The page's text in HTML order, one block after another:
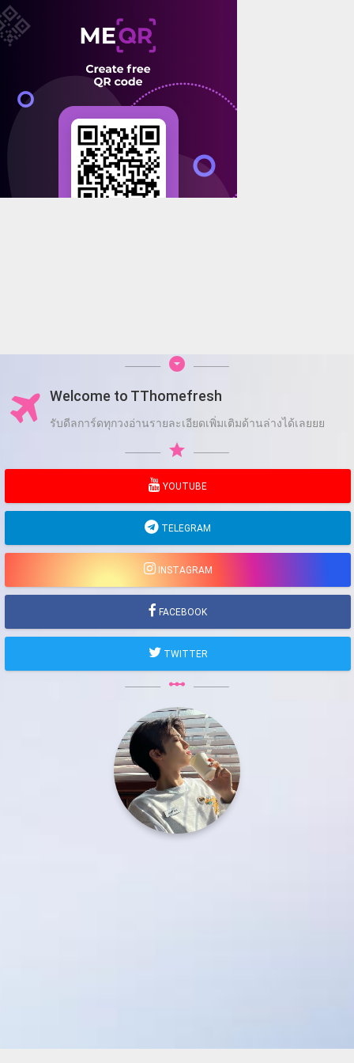
arrow_drop_down_circle
Welcome to TThomefresh
รับดีลการ์ดทุกวงอ่านรายละเอียดเพิ่มเติมด้านล่างได้เลยยย
star
YOUTUBE
TELEGRAM
INSTAGRAM
FACEBOOK
TWITTER
linear_scale